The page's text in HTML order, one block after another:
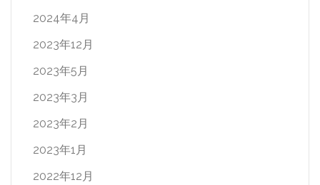
2024年4月
2023年12月
2023年5月
2023年3月
2023年2月
2023年1月
2022年12月